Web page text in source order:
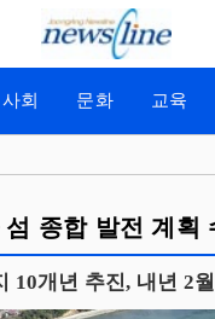
사회 문화 교육
종합 발전 계획
10개년 추진, 내년 2